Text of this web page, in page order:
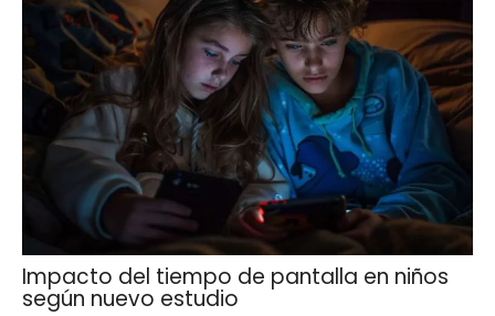
Impacto del tiempo de pantalla en niños
según nuevo estudio